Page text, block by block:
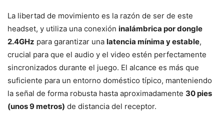
La libertad de movimiento es la razón de ser de este
headset, y utiliza una conexión inalámbrica por dongle
2.4GHz para garantizar una latencia mínima y estable,
crucial para que el audio y el video estén perfectamente
sincronizados durante el juego. El alcance es más que
suficiente para un entorno doméstico típico, manteniendo
la señal de forma robusta hasta aproximadamente 30 pies
(unos 9 metros) de distancia del receptor.